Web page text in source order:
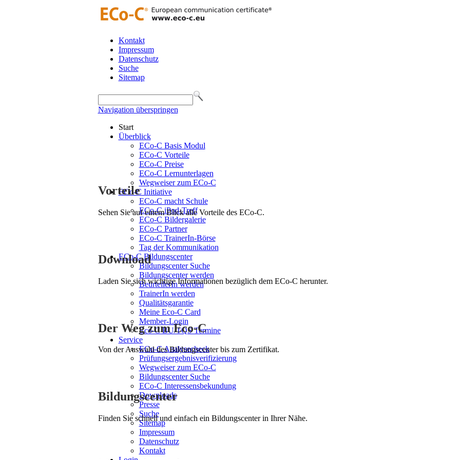
Kontakt
Impressum
Datenschutz
Suche
Sitemap
Navigation überspringen
Start
Überblick
ECo-C Basis Modul
ECo-C Vorteile
ECo-C Preise
ECo-C Lernunterlagen
Wegweiser zum ECo-C
ECo-C Initiative
ECo-C macht Schule
ECo-C iPod-Treff
ECo-C Bildergalerie
ECo-C Partner
ECo-C TrainerIn-Börse
Tag der Kommunikation
ECo-C Bildungscenter
Bildungscenter Suche
Bildungscenter werden
BeurteilerIn werden
TrainerIn werden
Qualitätsgarantie
Meine Eco-C Card
Member-Login
Eco-C BU/TQS Termine
Service
ECo-C Analysecheck
Prüfungsergebnisverifizierung
Wegweiser zum ECo-C
Bildungscenter Suche
ECo-C Interessensbekundung
Downloads
Presse
Suche
Sitemap
Impressum
Datenschutz
Kontakt
Vorteile
Sehen Sie auf einem Blick alle Vorteile des ECo-C.
Download
Laden Sie sich wichtige Informationen bezüglich dem ECo-C herunter.
Der Weg zum Eco-C
Von der Auswahl des Bildungscenter bis zum Zertifikat.
Bildungscenter
Finden Sie schnell und einfach ein Bildungscenter in Ihrer Nähe.